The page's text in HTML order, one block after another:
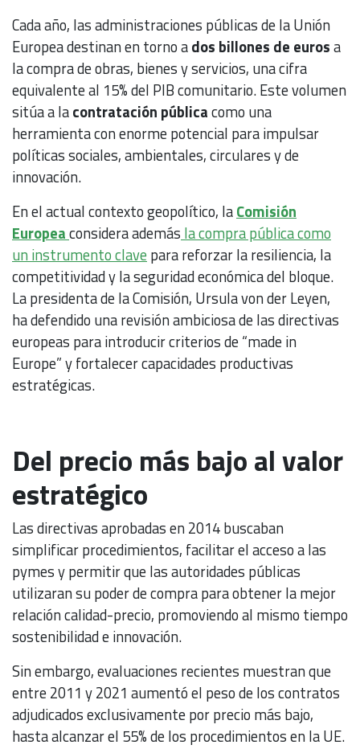
Cada año, las administraciones públicas de la Unión
Europea destinan en torno ados billones de eurosa
la compra de obras, bienes y servicios, una cifra
equivalente al 15% del PIB comunitario. Este volumen
sitúa a lacontratación públicacomo una
herramienta con enorme potencial para impulsar
políticas sociales, ambientales, circulares y de
innovación.
En el actual contexto geopolítico, laComisión
Europeaconsidera además la compra pública como
un instrumento clave para reforzar la resiliencia, la
competitividad y la seguridad económica del bloque.
La presidenta de la Comisión, Ursula von der Leyen,
ha defendido una revisión ambiciosa de las directivas
europeas para introducir criterios de “made in
Europe” y fortalecer capacidades productivas
estratégicas.
Del precio más bajo al valor
estratégico
Las directivas aprobadas en 2014 buscaban
simplificar procedimientos, facilitar el acceso a las
pymes y permitir que las autoridades públicas
utilizaran su poder de compra para obtener la mejor
relación calidad-precio, promoviendo al mismo tiempo
sostenibilidad e innovación.
Sin embargo, evaluaciones recientes muestran que
entre 2011 y 2021 aumentó el peso de los contratos
adjudicados exclusivamente por precio más bajo,
hasta alcanzar el 55% de los procedimientos en la UE.